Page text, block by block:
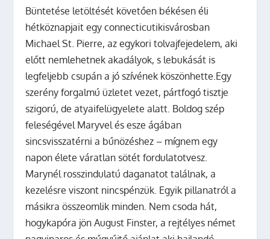
Büntetése letöltését követően békésen éli
hétköznapjait egy connecticutikisvárosban
Michael St. Pierre, az egykori tolvajfejedelem, aki
előtt nemlehetnek akadályok, s lebukását is
legfeljebb csupán a jó szívének köszönhette.Egy
szerény forgalmú üzletet vezet, pártfogó tisztje
szigorú, de atyaifelügyelete alatt. Boldog szép
feleségével Maryvel és esze ágában
sincsvisszatérni a bűnözéshez – mígnem egy
napon élete váratlan sötét fordulatotvesz.
Marynél rosszindulatú daganatot találnak, a
kezelésre viszont nincspénzük. Egyik pillanatról a
másikra összeomlik minden. Nem csoda hát,
hogykapóra jön August Finster, a rejtélyes német